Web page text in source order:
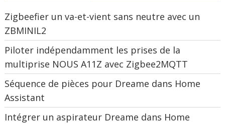
Zigbeefier un va-et-vient sans neutre avec un
ZBMINIL2
Piloter indépendamment les prises de la
multiprise NOUS A11Z avec Zigbee2MQTT
Séquence de pièces pour Dreame dans Home
Assistant
Intégrer un aspirateur Dreame dans Home